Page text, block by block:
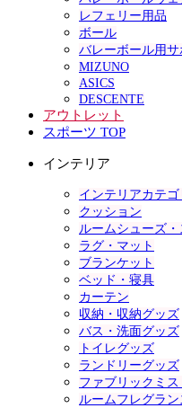
レフェリー用品
ボール
バレーボール用サ
MIZUNO
ASICS
DESCENTE
アウトレット
スポーツ TOP
インテリア
インテリアカテ
クッション
ルームシューズ
ラグ・マット
ブランケット
ベッド・寝具
カーテン
収納・収納グッズ
バス・洗面グッズ
トイレグッズ
ランドリーグッズ
ファブリックミ
ルームフレグラン